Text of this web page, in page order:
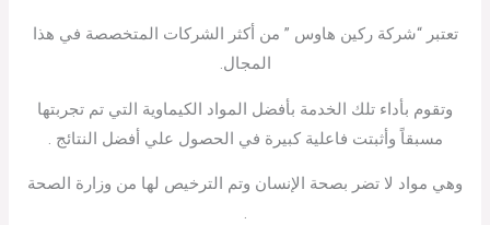
تعتبر “شركة ركين هاوس ” من أكثر الشركات المتخصصة في هذا
المجال.
وتقوم بأداء تلك الخدمة بأفضل المواد الكيماوية التي تم تجربتها
مسبقاً وأثبتت فاعلية كبيرة في الحصول علي أفضل النتائج .
وهي مواد لا تضر بصحة الإنسان وتم الترخيص لها من وزارة الصحة
.